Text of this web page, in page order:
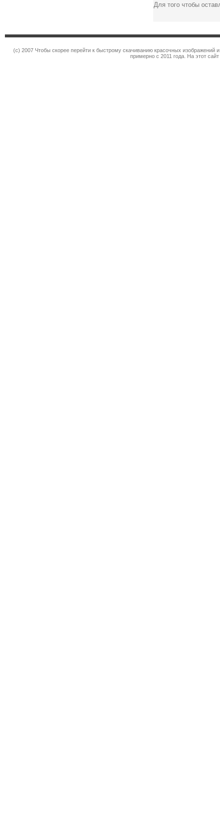
Для того чтобы
(c) 2007 Чтобы скорее перейти к быстрому скачиванию красочных
примерно с 2011 года. На этот